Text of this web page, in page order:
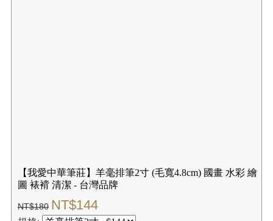
【我愛中華筆莊】羊毫排筆2寸 (毛寬4.8cm) 國畫 水彩 繪
圖 裱褙 清潔 - 台灣品牌
NT$180 NT$144